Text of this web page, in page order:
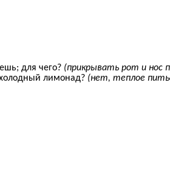
для чего? (прикрывать рот и нос
лимонад? (нет, теплое